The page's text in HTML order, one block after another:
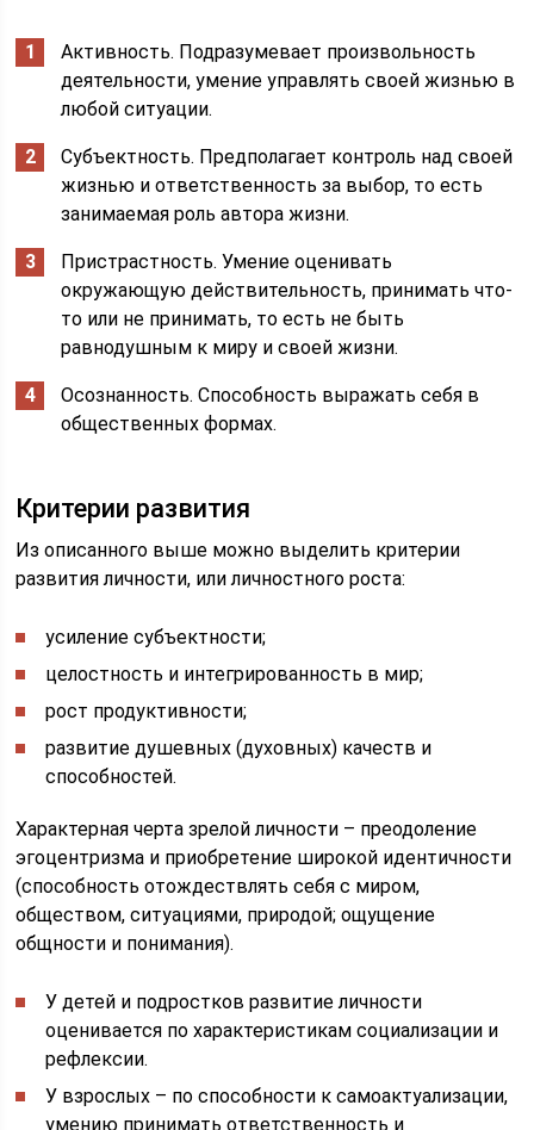
Активность. Подразумевает произвольность
деятельности, умение управлять своей жизнью в
любой ситуации.
Субъектность. Предполагает контроль над своей
жизнью и ответственность за выбор, то есть
занимаемая роль автора жизни.
Пристрастность. Умение оценивать
окружающую действительность, принимать что-
то или не принимать, то есть не быть
равнодушным к миру и своей жизни.
Осознанность. Способность выражать себя в
общественных формах.
Критерии развития
Из описанного выше можно выделить критерии
развития личности, или личностного роста:
усиление субъектности;
целостность и интегрированность в мир;
рост продуктивности;
развитие душевных (духовных) качеств и
способностей.
Характерная черта зрелой личности – преодоление
эгоцентризма и приобретение широкой идентичности
(способность отождествлять себя с миром,
обществом, ситуациями, природой; ощущение
общности и понимания).
У детей и подростков развитие личности
оценивается по характеристикам социализации и
рефлексии.
У взрослых – по способности к самоактуализации,
умению принимать ответственность и